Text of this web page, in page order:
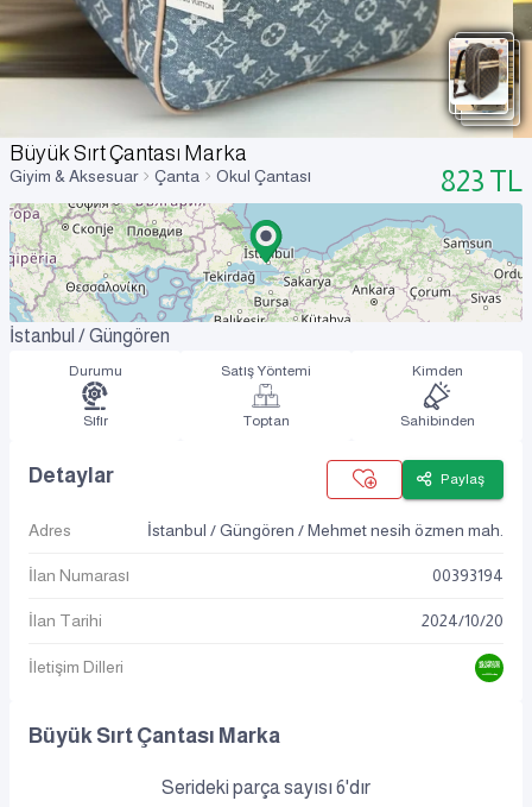
Büyük Sırt Çantası Marka
Giyim & Aksesuar Çanta Okul Çantası 823 TL
İstanbul / Güngören
Durumu
Sıfır
Satış Yöntemi
Toptan
Kimden
Sahibinden
Detaylar Paylaş
Adres İstanbul / Güngören / Mehmet nesih özmen mah.
İlan Numarası 00393194
İlan Tarihi 2024/10/20
İletişim Dilleri
Büyük Sırt Çantası Marka
Serideki parça sayısı 6'dır